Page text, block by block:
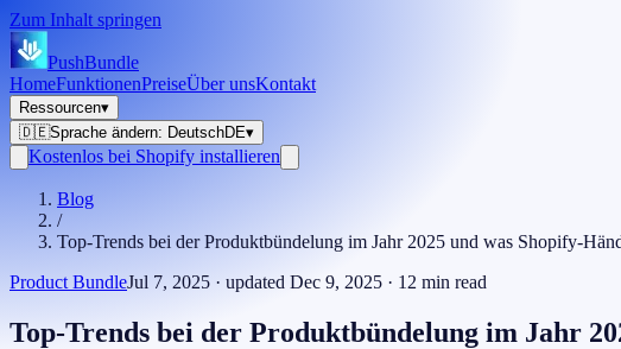
Zum Inhalt springen
PushBundle
HomeFunktionenPreiseÜber unsKontakt
Ressourcen▾
🇩🇪Sprache ändern: DeutschDE▾
Kostenlos bei Shopify installieren
Blog
/
Top-Trends bei der Produktbündelung im Jahr 2025 und was Shopify-
Product BundleJul 7, 2025 · updated Dec 9, 2025 · 12 min read
Top-Trends bei der Produktbündelung im Jahr